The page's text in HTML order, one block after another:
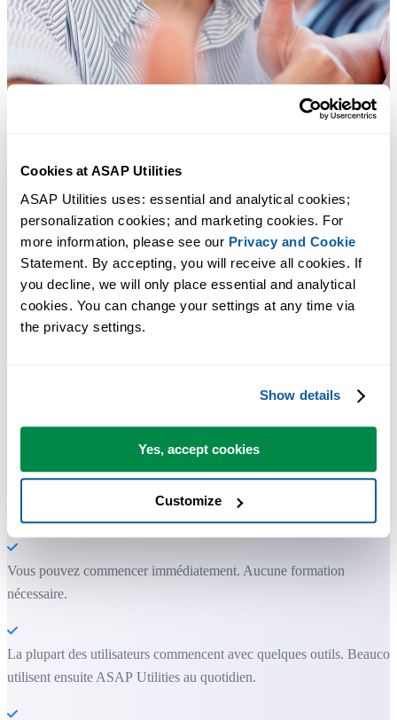
Cookies at ASAP Utilities
ASAP Utilities uses: essential and analytical cookies;
personalization cookies; and marketing cookies. For
more information, please see our Privacy and Cookie
Statement. By accepting, you will receive all cookies. If
you decline, we will only place essential and analytical
cookies. You can change your settings at any time via
the privacy settings.
Show details
Yes, accept cookies
Customize
qu'Excel seul ne permet pas.
Vous pouvez commencer immédiatement. Aucune formation
nécessaire.
La plupart des utilisateurs commencent avec quelques outils.
utilisent ensuite ASAP Utilities au quotidien.